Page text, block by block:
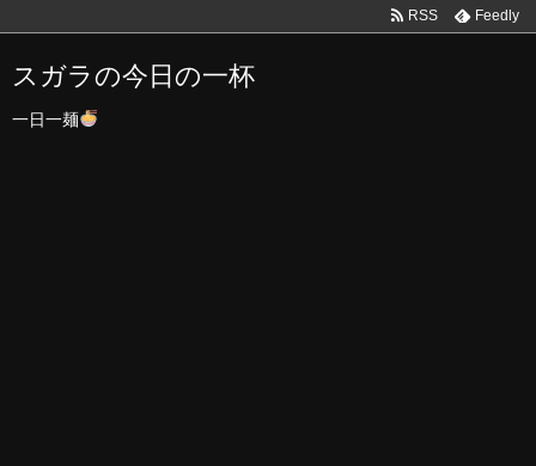
スガラの今日の一杯
一日一麺
RSS Feedly